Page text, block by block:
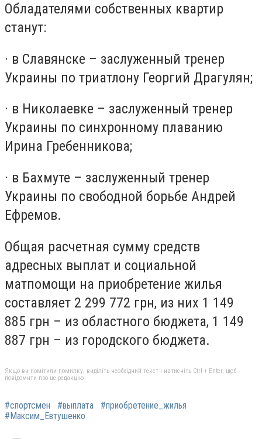
Обладателями собственных квартир
станут:
· в Славянске – заслуженный тренер
Украины по триатлону Георгий Драгулян;
· в Николаевке – заслуженный тренер
Украины по синхронному плаванию
Ирина Гребенникова;
· в Бахмуте – заслуженный тренер
Украины по свободной борьбе Андрей
Ефремов.
Общая расчетная сумму средств
адресных выплат и социальной
матпомощи на приобретение жилья
составляет 2 299 772 грн, из них 1 149
885 грн – из областного бюджета, 1 149
887 грн – из городского бюджета.
Якщо ви помітили помилку, виділіть необхідний текст і натисніть Ctrl + Enter, щоб
повідомити про це редакцію
#спортсмен #выплата
#приобретение_жилья
#Максим_Евтушенко